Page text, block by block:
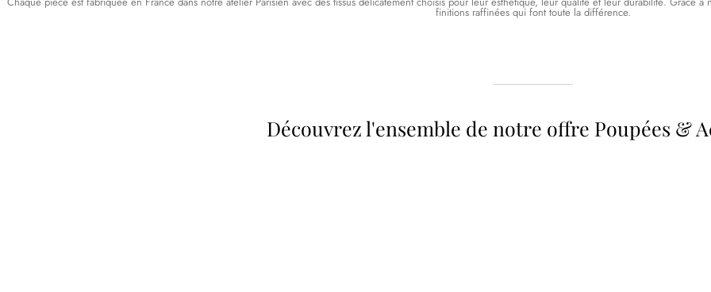
finitions raffinées qui font toute la différence.
Découvrez l'ensemble de notre offre Poupées &